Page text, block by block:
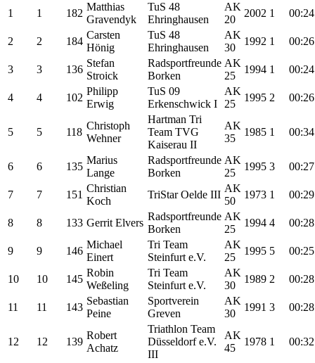
1
1 182
Matthias
Gravendyk
TuS 48
Ehringhausen
AK
20
2002 1
2 2 184
Carsten
Hönig
TuS 48
Ehringhausen
AK
30
1992 1
3 3 136
Stefan
Stroick
Radsportfreunde
Borken
AK
25
1994 1
4 4 102
Philipp
Erwig
TuS 09
Erkenschwick I
AK
25
1995 2
5 5 118
Christoph
Wehner
Hartman Tri
Team TVG
Kaiserau II
AK
35
1985 1
6 6 135
Marius
Lange
Radsportfreunde
Borken
AK
25
1995 3
7 7 151
Christian
Koch
TriStar Oelde III
AK
50
1973 1
8 8 133 Gerrit Elvers
Radsportfreunde
Borken
AK
25
1994 4
9 9 146
Michael
Einert
Tri Team
Steinfurt e.V.
AK
25
1995 5
10 10 145
Robin
Weßeling
Tri Team
Steinfurt e.V.
AK
30
1989 2
11 11 143
Sebastian
Peine
Sportverein
Greven
AK
30
1991 3
12 12 139
Robert
Achatz
Triathlon Team
Düsseldorf e.V.
III
AK
45
1978 1